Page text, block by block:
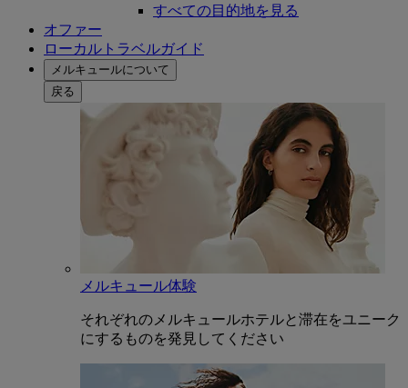
すべての目的地を見る
オファー
ローカルトラベルガイド
メルキュールについて
戻る
メルキュール体験
それぞれのメルキュールホテルと滞在をユニーク
にするものを発見してください